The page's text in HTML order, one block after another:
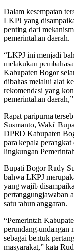
Dalam kesempatan
LKPJ yang
penting dari
pemerintahan daerah.
“LKPJ ini menjadi
melakukan
Kabupaten Bogor
dibahas melalui alat
rekomendasi yang
pemerintahan
Rapat paripurna
Susmanto, Wakil
DPRD Kabupaten
para kepala
lingkungan
Bupati Bogor Rudy
bahwa LKPJ
yang wajib
pertanggungjawaban
satu tahun anggaran.
“Pemerintah
perundang-undangan
sebagai bentuk
masyarakat,” kata